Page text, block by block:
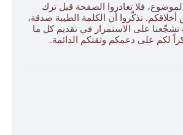
فلا تغادروا الصفحة قبل ترك
تذكّروا أن الكلمة الطيبة صدقة،
تشجّعنا على الاستمرار في تقديم كل ما
لكم على دعمكم وثقتكم الدائمة.